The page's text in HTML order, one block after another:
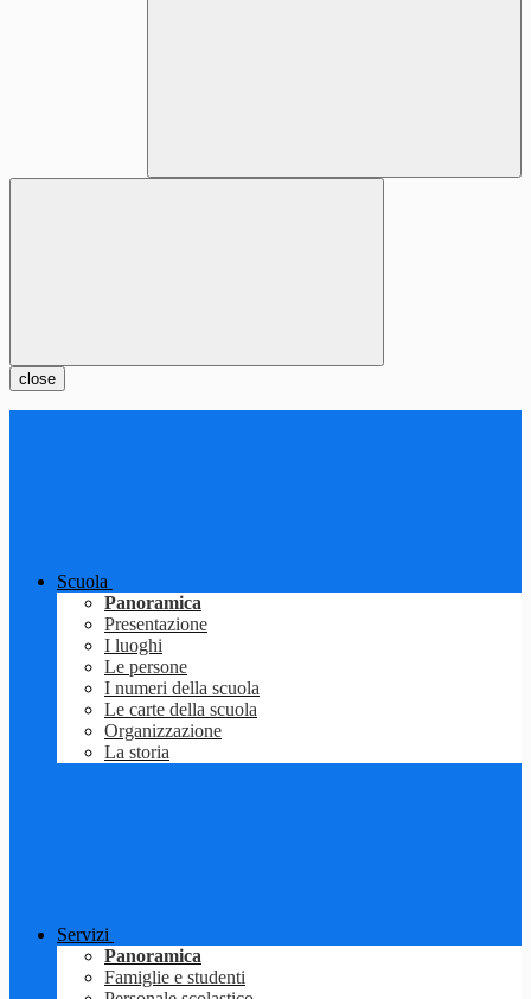
close
Scuola
Panoramica
Presentazione
I luoghi
Le persone
I numeri della scuola
Le carte della scuola
Organizzazione
La storia
Servizi
Panoramica
Famiglie e studenti